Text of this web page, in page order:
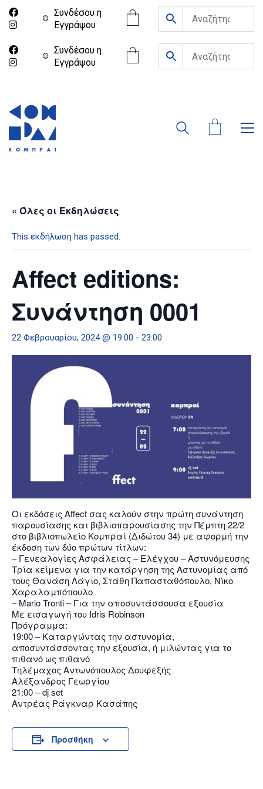
Συνδέσου η
Eγγράψου
Συνδέσου η
Eγγράψου
« Όλες οι Εκδηλώσεις
This εκδήλωση has passed.
Affect editions:
Συνάντηση 0001
22 Φεβρουαρίου, 2024 @ 19:00 - 23:00
Οι εκδόσεις Affect σας καλούν στην πρώτη συνάντηση
παρουσίασης και βιβλιοπαρουσίασης την Πέμπτη 22/2
στο βιβλιοπωλείο Κομπραί (Διδώτου 34) με αφορμή την
έκδοση των δύο πρώτων τίτλων:
– Γενεαλογίες Ασφάλειας – Ελέγχου – Αστυνόμευσης
Τρία κείμενα για την κατάργηση της Αστυνομίας από
τους Θανάση Λάγιο, Στάθη Παπασταθόπουλο, Νίκο
Χαραλαμπόπουλο
– Mario Tronti – Για την αποσυντάσσουσα εξουσία
Με εισαγωγή του Idris Robinson
Πρόγραμμα:
19:00 – Καταργώντας την αστυνομία,
αποσυντάσσοντας την εξουσία, ή μιλώντας για το
πιθανό ως πιθανό
Τηλέμαχος Αντωνόπουλος Δουφεξής
Αλέξανδρος Γεωργίου
21:00 – dj set
Αντρέας Ράγκναρ Κασάπης
Προσθήκη
Διδότου 34, Αθήνα 106 80
21 1750 8340